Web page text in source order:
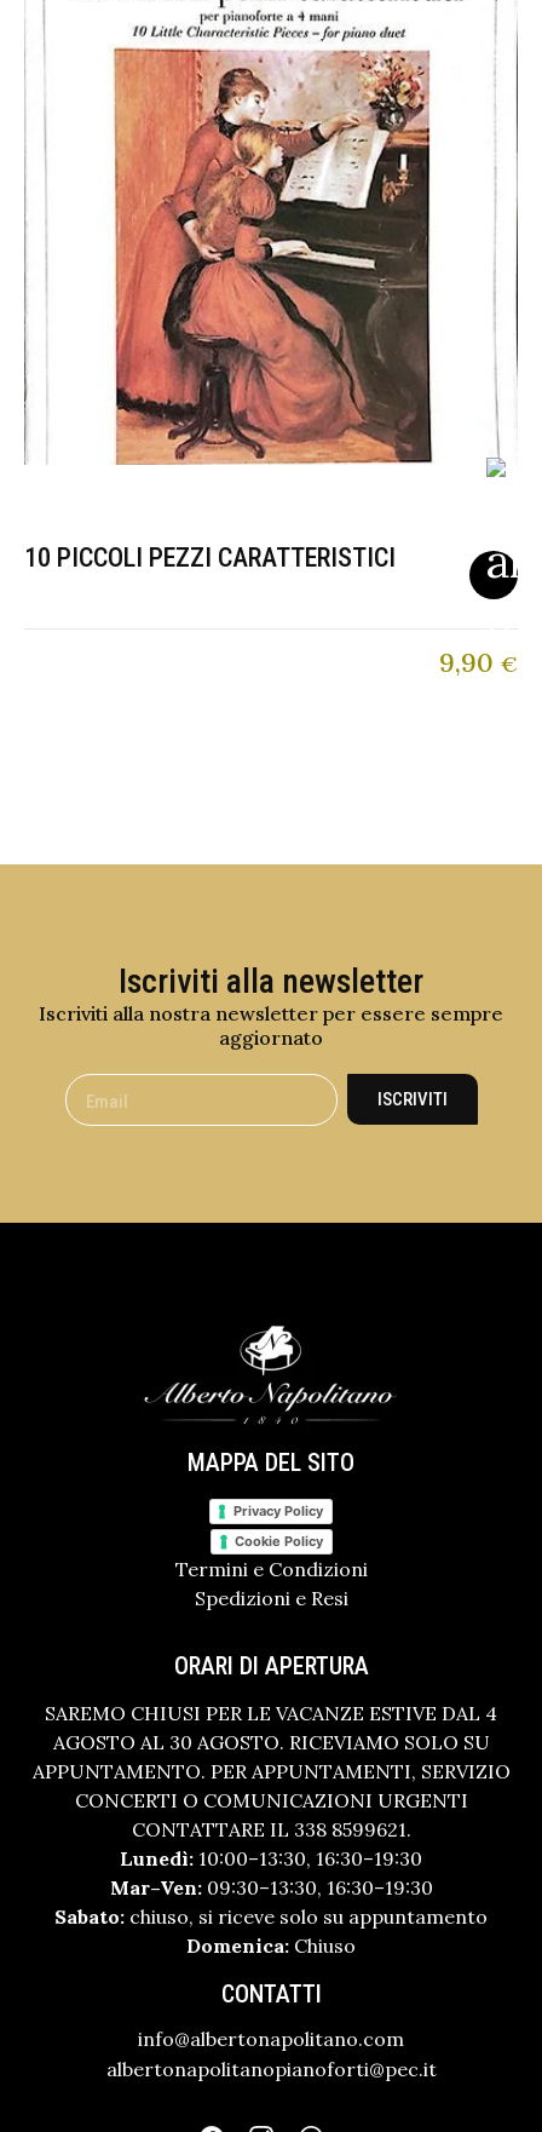
10 PICCOLI PEZZI CARATTERISTICI
9,90 €
Iscriviti alla newsletter
Iscriviti alla nostra newsletter per essere sempre
aggiornato
ISCRIVITI
MAPPA DEL SITO
Privacy Policy
Cookie Policy
Termini e Condizioni
Spedizioni e Resi
ORARI DI APERTURA
SAREMO CHIUSI PER LE VACANZE ESTIVE DAL 4
AGOSTO AL 30 AGOSTO. RICEVIAMO SOLO SU
APPUNTAMENTO. PER APPUNTAMENTI, SERVIZIO
CONCERTI O COMUNICAZIONI URGENTI
CONTATTARE IL 338 8599621.
Lunedì: 10:00–13:30, 16:30–19:30
Mar–Ven:09:30–13:30, 16:30–19:30
Sabato: chiuso, si riceve solo su appuntamento
Domenica: Chiuso
CONTATTI
info@albertonapolitano.com
albertonapolitanopianoforti@pec.it